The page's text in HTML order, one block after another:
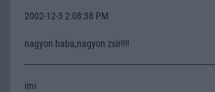
2002-12-3 2:08:38 PM
nagyon baba,nagyon zsír!!!!
imi